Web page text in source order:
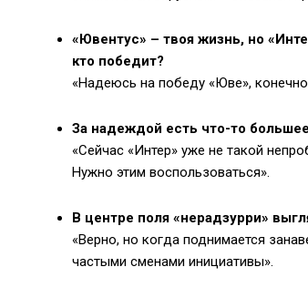
«Ювентус» – твоя жизнь, но
кто победит?
«Надеюсь на победу «Юве»,
За надеждой есть что-то
«Сейчас «Интер» уже не такой
Нужно этим воспользоваться».
В центре поля «нерадзурри»
«Верно, но когда поднимается
частыми сменами инициативы».